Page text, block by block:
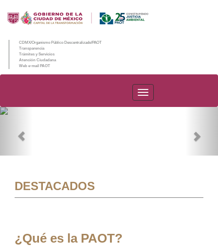
CDMX/Organismo Público Descentralizado/PAOT
Transparencia
Trámites y Servicios
Atención Ciudadana
Web e-mail PAOT
PAOT
DESTACADOS
¿Qué es la PAOT?